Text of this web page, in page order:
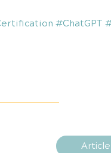
#ChatGPT
Article